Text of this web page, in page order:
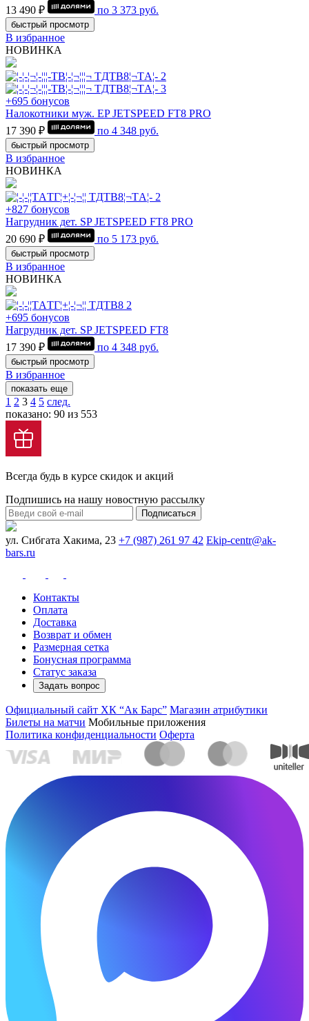
13 490 ₽
по 3 373 руб.
быстрый просмотр
В избранное
НОВИНКА
+695 бонусов
Налокотники муж. EP JETSPEED FT8 PRO
17 390 ₽
по 4 348 руб.
быстрый просмотр
В избранное
НОВИНКА
+827 бонусов
Нагрудник дет. SP JETSPEED FT8 PRO
20 690 ₽
по 5 173 руб.
быстрый просмотр
В избранное
НОВИНКА
+695 бонусов
Нагрудник дет. SP JETSPEED FT8
17 390 ₽
по 4 348 руб.
быстрый просмотр
В избранное
показать еще
1 2 3 4 5 след.
показано: 90 из 553
Всегда будь в курсе скидок и акций
Подпишись на нашу новостную рассылку
Подписаться
ул. Сибгата Хакима, 23 +7 (987) 261 97 42 Ekip-centr@ak-
bars.ru
Контакты
Оплата
Доставка
Возврат и обмен
Размерная сетка
Бонусная программа
Статус заказа
Задать вопрос
Официальный сайт ХК “Ак Барс” Магазин атрибутики
Билеты на матчи Мобильные приложения
Политика конфиденциальности Оферта